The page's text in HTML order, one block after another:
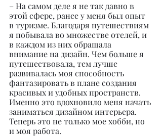
– На самом деле я не так давно в
этой сфере, ранее у меня был опыт
в туризме. Благодаря путешествиям
я побывала во множестве отелей, и
в каждом из них обращала
внимание на дизайн. Чем больше я
путешествовала, тем лучше
развивалась моя способность
фантазировать в плане создания
красивых и удобных пространств.
Именно это вдохновило меня начать
заниматься дизайном интерьера.
Теперь это не только мое хобби, но
и моя работа.